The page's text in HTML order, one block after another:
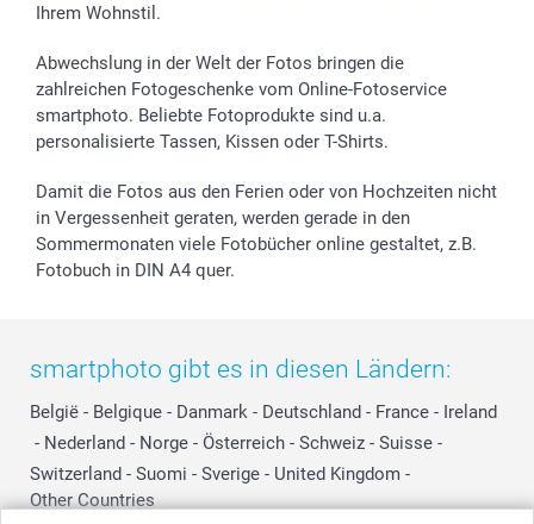
Ihrem Wohnstil.
Abwechslung in der Welt der Fotos bringen die
zahlreichen Fotogeschenke vom Online-Fotoservice
smartphoto. Beliebte Fotoprodukte sind u.a.
personalisierte Tassen, Kissen oder T-Shirts.
Damit die Fotos aus den Ferien oder von Hochzeiten nicht
in Vergessenheit geraten, werden gerade in den
Sommermonaten viele Fotobücher online gestaltet, z.B.
Fotobuch in DIN A4 quer.
smartphoto gibt es in diesen Ländern:
België - Belgique - Danmark - Deutschland - France - Ireland
- Nederland - Norge - Österreich - Schweiz - Suisse -
Switzerland - Suomi - Sverige - United Kingdom -
Other Countries